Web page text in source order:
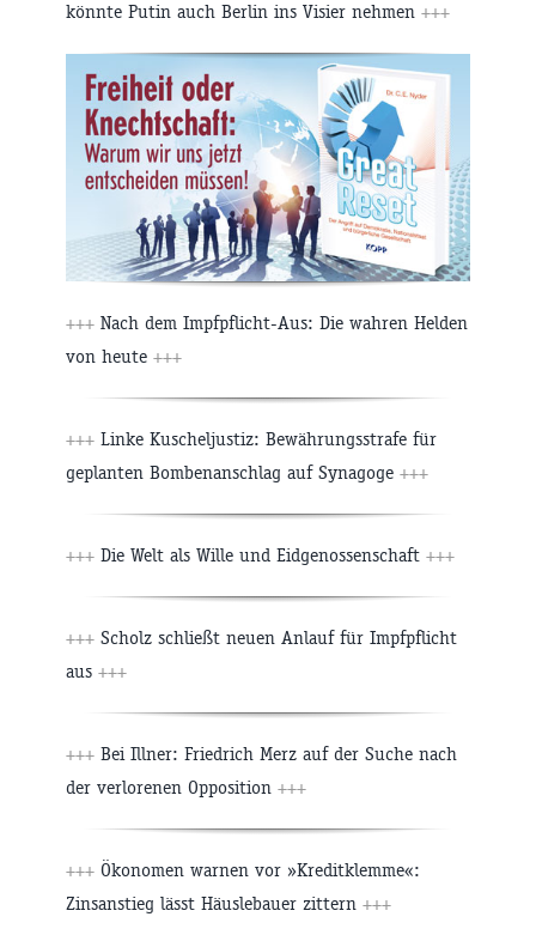
könnte Putin auch Berlin ins Visier nehmen +++
+++ Nach dem Impfpflicht-Aus: Die wahren Helden
von heute +++
+++ Linke Kuscheljustiz: Bewährungsstrafe für
geplanten Bombenanschlag auf Synagoge +++
+++ Die Welt als Wille und Eidgenossenschaft +++
+++ Scholz schließt neuen Anlauf für Impfpflicht
aus +++
+++ Bei Illner: Friedrich Merz auf der Suche nach
der verlorenen Opposition +++
+++ Ökonomen warnen vor »Kreditklemme«:
Zinsanstieg lässt Häuslebauer zittern +++